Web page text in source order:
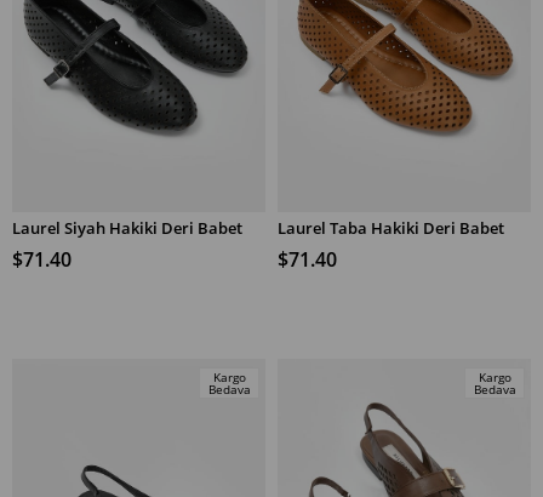
SEPETE EKLE
Laurel Siyah Hakiki Deri Babet
$71.40
SEPETE EKLE
Laurel Taba Hakiki Deri Babet
$71.40
Kargo
Bedava
Kargo
Bedava